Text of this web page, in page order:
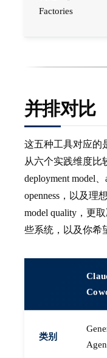
Factories
并排对比
这五种工具对应的
从六个实践维度比
deployment model、
openness，以及理
model quality，更
些系统，以及你希
类别